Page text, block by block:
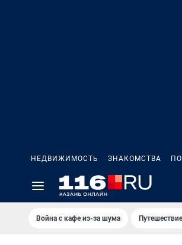
НЕДВИЖИМОСТЬ ЗНАКОМСТВА
Война с кафе из-за шума